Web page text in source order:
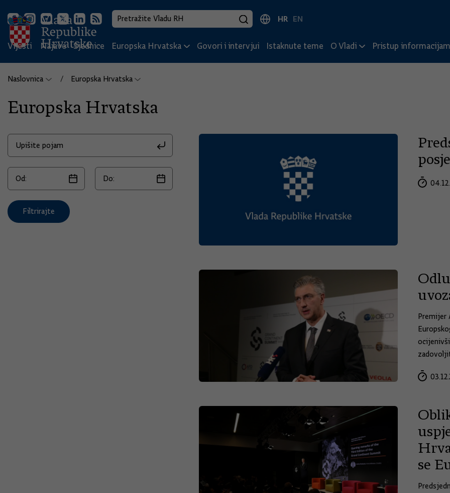
HR EN
Vijesti Najave Sjednice Europska Hrvatska Govori i intervjui Istaknute teme O Vladi Pristup
Naslovnica Europska Hrvatska
Europska Hrvatska
Filtrirajte
Premijer
se